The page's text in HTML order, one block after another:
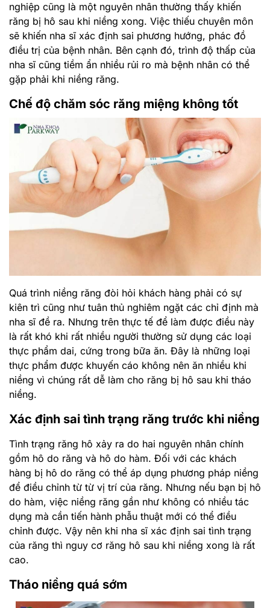
nghiệp cũng là một nguyên nhân thường thấy khiến
răng bị hô sau khi niềng xong. Việc thiếu chuyên môn
sẽ khiến nha sĩ xác định sai phương hướng, phác đồ
điều trị của bệnh nhân. Bên cạnh đó, trình độ thấp của
nha sĩ cũng tiềm ẩn nhiều rủi ro mà bệnh nhân có thể
gặp phải khi niềng răng.
Chế độ chăm sóc răng miệng không tốt
Quá trình niềng răng đòi hỏi khách hàng phải có sự
kiên trì cũng như tuân thủ nghiêm ngặt các chỉ định mà
nha sĩ đề ra. Nhưng trên thực tế để làm được điều này
là rất khó khi rất nhiều người thường sử dụng các loại
thực phẩm dai, cứng trong bữa ăn. Đây là những loại
thực phẩm được khuyến cáo không nên ăn nhiều khi
niềng vì chúng rất dễ làm cho răng bị hô sau khi tháo
niềng.
Xác định sai tình trạng răng trước khi niềng
Tình trạng răng hô xảy ra do hai nguyên nhân chính
gồm hô do răng và hô do hàm. Đối với các khách
hàng bị hô do răng có thể áp dụng phương pháp niềng
để điều chỉnh từ từ vị trí của răng. Nhưng nếu bạn bị hô
do hàm, việc niềng răng gần như không có nhiều tác
dụng mà cần tiến hành phẫu thuật mới có thể điều
chỉnh được. Vậy nên khi nha sĩ xác định sai tình trạng
của răng thì nguy cơ răng hô sau khi niềng xong là rất
cao.
Tháo niềng quá sớm